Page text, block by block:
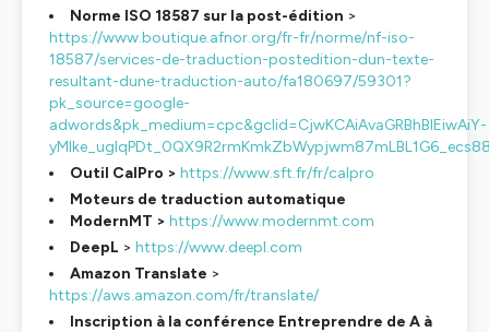
Norme ISO 18587 sur la post-édition >
https://www.boutique.afnor.org/fr-fr/norme/nf-iso-
18587/services-de-traduction-postedition-dun-texte-
resultant-dune-traduction-auto/fa180697/59301?
pk_source=google-
adwords&pk_medium=cpc&gclid=CjwKCAiAvaGRBhBlEiwAiY-
Outil CalPro > https://www.sft.fr/fr/calpro
Moteurs de traduction automatique
ModernMT > https://www.modernmt.com
DeepL > https://www.deepl.com
Amazon Translate >
https://aws.amazon.com/fr/translate/
Inscription à la conférence Entreprendre de A à